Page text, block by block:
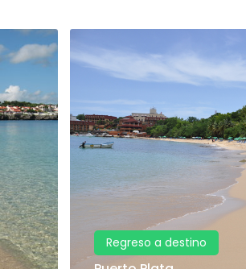
Regreso a destino